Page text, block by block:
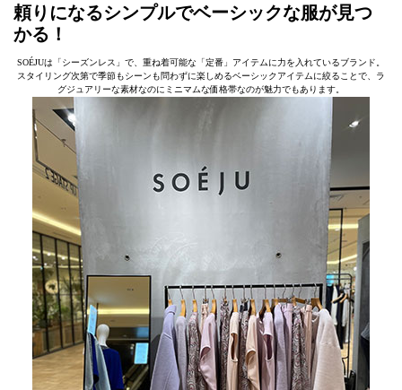
頼りになるシンプルでベーシックな服が見つ
かる！
SOÉJUは「シーズンレス」で、重ね着可能な「定番」アイテムに力を入れているブランド。
スタイリング次第で季節もシーンも問わずに楽しめるベーシックアイテムに絞ることで、ラ
グジュアリーな素材なのにミニマムな価格帯なのが魅力でもあります。